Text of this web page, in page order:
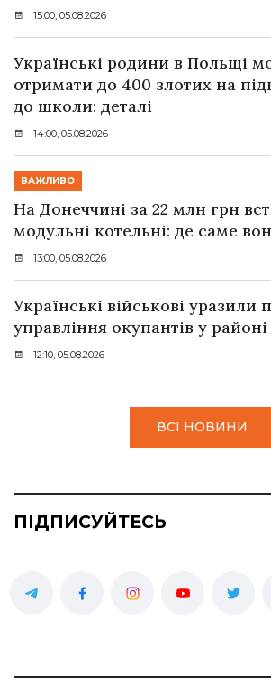
15:00, 05.08.2026
Українські родини в Польщі
отримати до 400 злотих на
до школи: деталі
14:00, 05.08.2026
ВАЖЛИВО
На Донеччині за 22 млн грн
модульні котельні: де саме
13:00, 05.08.2026
Українські військові уразили
управління окупантів у
12:10, 05.08.2026
ВСІ НОВИНИ
ПІДПИСУЙТЕСЬ